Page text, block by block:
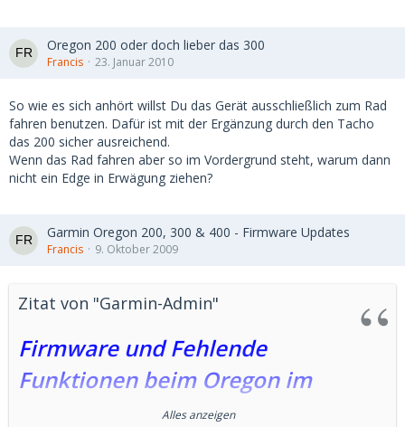
Oregon 200 oder doch lieber das 300
Francis 23. Januar 2010
So wie es sich anhört willst Du das Gerät ausschließlich zum Rad
fahren benutzen. Dafür ist mit der Ergänzung durch den Tacho
das 200 sicher ausreichend.
Wenn das Rad fahren aber so im Vordergrund steht, warum dann
nicht ein Edge in Erwägung ziehen?
Garmin Oregon 200, 300 & 400 - Firmware Updates
Francis 9. Oktober 2009
Zitat von "Garmin-Admin"
Firmware und Fehlende
Funktionen beim Oregon im
Vergleich zu 60csx, 76csx & eTrex
Alles anzeigen